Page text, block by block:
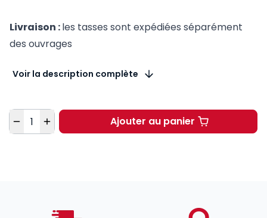
Livraison :les tasses sont expédiées séparément
des ouvrages
Voir la description complète
Quantité Ajouter au panierTasse Code général